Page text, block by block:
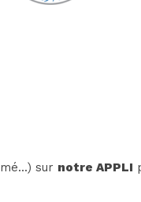
sur notre APPLI